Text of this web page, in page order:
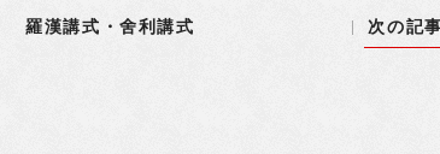
羅漢講式・舍利講式 次の記